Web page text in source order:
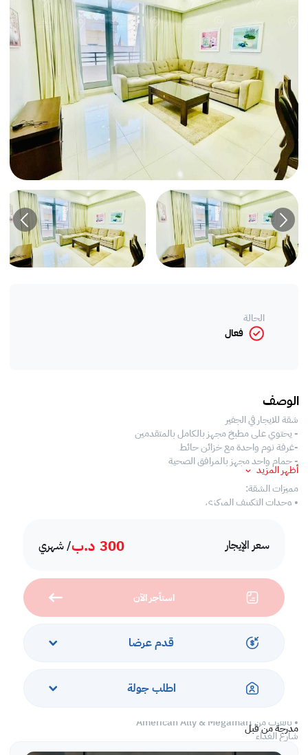
سعر الإيجار 300 د.ب/ شهري
استأجر الآن
قدم عرضا
اطلب جولة
مدرجة من قبل
الحالة
فعال
الوصف
شقة للايجار في الجفير
- يحتوي على مطبخ مجهز بالكامل بالمتقدمين
-غرفة نوم واحدة مع خزائن حائط
- حمام واحد مجهز بالمرافق الصحية
مميزات الشقة:
• وحدات التكييف المركزي
• خدمات الصيانة
وسائل الراحة:
• بئر-
مجهز مسبح خارجي 1 Bhk Apartment
•نادي رياضي
•ملعب كرة السلة
• منطقة الشواء
• بالقرب من American Ally & Megamart
شارع الغذاء
أظهر المزيد